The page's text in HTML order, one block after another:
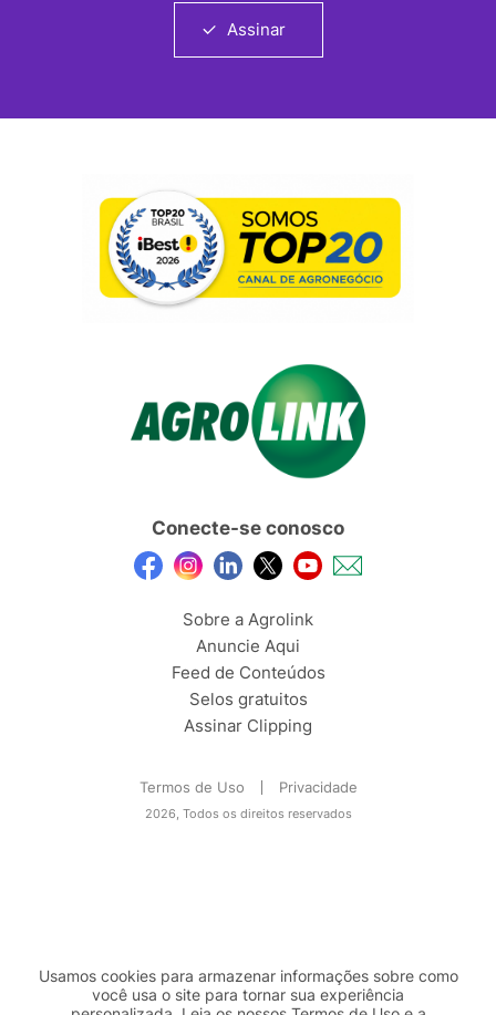
Assinar
Conecte-se conosco
Sobre a Agrolink
Anuncie Aqui
Feed de Conteúdos
Selos gratuitos
Assinar Clipping
Termos de Uso Privacidade
2026, Todos os direitos reservados
Usamos cookies para armazenar informações sobre como
você usa o site para tornar sua experiência